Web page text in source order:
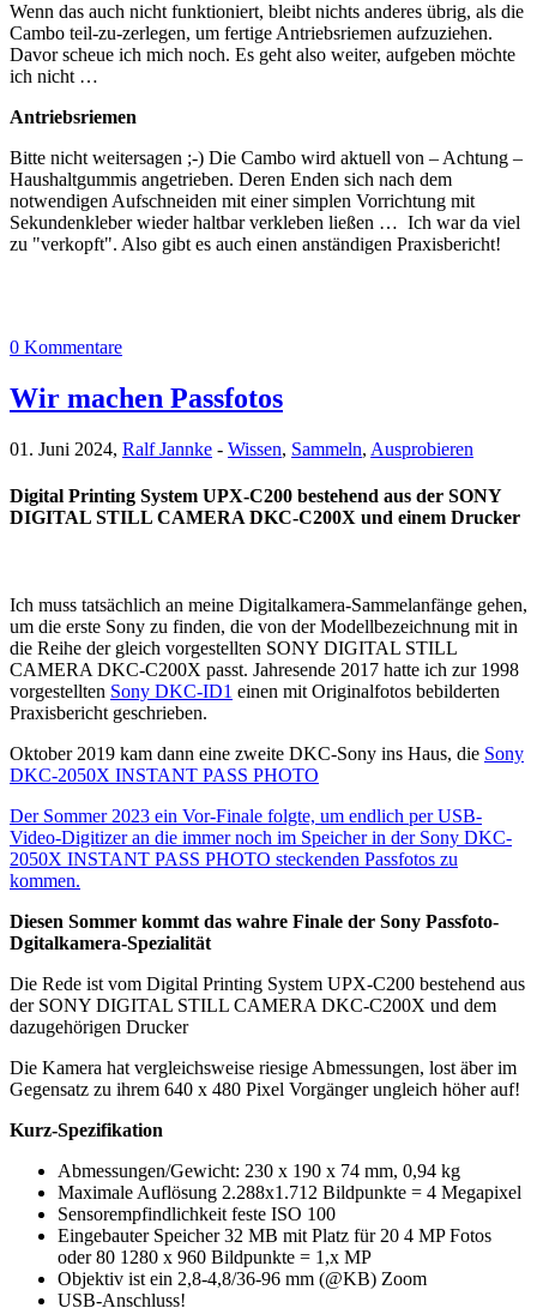
Wenn das auch nicht funktioniert, bleibt nichts anderes übrig, als die
Cambo teil-zu-zerlegen, um fertige Antriebsriemen aufzuziehen.
Davor scheue ich mich noch. Es geht also weiter, aufgeben möchte
ich nicht …
Antriebsriemen
Bitte nicht weitersagen ;-) Die Cambo wird aktuell von – Achtung –
Haushaltgummis angetrieben. Deren Enden sich nach dem
notwendigen Aufschneiden mit einer simplen Vorrichtung mit
Sekundenkleber wieder haltbar verkleben ließen … Ich war da viel
zu "verkopft". Also gibt es auch einen anständigen Praxisbericht!
0 Kommentare
Wir machen Passfotos
01. Juni 2024, Ralf Jannke - Wissen, Sammeln, Ausprobieren
Digital Printing System UPX-C200 bestehend aus der SONY
DIGITAL STILL CAMERA DKC-C200X und einem Drucker
Ich muss tatsächlich an meine Digitalkamera-Sammelanfänge gehen,
um die erste Sony zu finden, die von der Modellbezeichnung mit in
die Reihe der gleich vorgestellten SONY DIGITAL STILL
CAMERA DKC-C200X passt. Jahresende 2017 hatte ich zur 1998
vorgestellten Sony DKC-ID1 einen mit Originalfotos bebilderten
Praxisbericht geschrieben.
Oktober 2019 kam dann eine zweite DKC-Sony ins Haus, die Sony
DKC-2050X INSTANT PASS PHOTO
Der Sommer 2023 ein Vor-Finale folgte, um endlich per USB-
Video-Digitizer an die immer noch im Speicher in der Sony DKC-
2050X INSTANT PASS PHOTO steckenden Passfotos zu
kommen.
Diesen Sommer kommt das wahre Finale der Sony Passfoto-
Dgitalkamera-Spezialität
Die Rede ist vom Digital Printing System UPX-C200 bestehend aus
der SONY DIGITAL STILL CAMERA DKC-C200X und dem
dazugehörigen Drucker
Die Kamera hat vergleichsweise riesige Abmessungen, lost äber im
Gegensatz zu ihrem 640 x 480 Pixel Vorgänger ungleich höher auf!
Kurz-Spezifikation
Abmessungen/Gewicht: 230 x 190 x 74 mm, 0,94 kg
Maximale Auflösung 2.288x1.712 Bildpunkte = 4 Megapixel
Sensorempfindlichkeit feste ISO 100
Eingebauter Speicher 32 MB mit Platz für 20 4 MP Fotos
oder 80 1280 x 960 Bildpunkte = 1,x MP
Objektiv ist ein 2,8-4,8/36-96 mm (@KB) Zoom
USB-Anschluss!